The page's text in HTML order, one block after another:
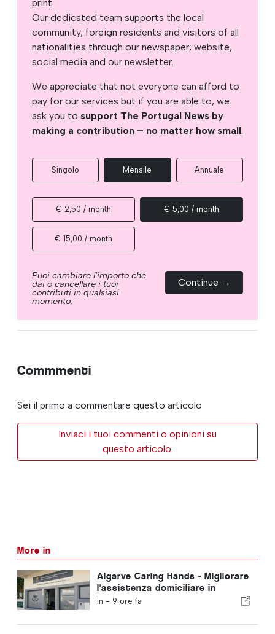
print.
Our dedicated team supports the local
community, foreign residents and visitors of all
nationalities through our newspaper, website,
social media and our newsletter.
We appreciate that not everyone can afford to
pay for our services but if you are able to, we
ask you to support The Portugal News by
making a contribution – no matter how small.
Singolo Mensile Annuale
€ 2,50 / month € 5,00 / month
€ 15,00 / month
Puoi cambiare l'importo che
dai o cancellare i tuoi
contributi in qualsiasi
momento.
Continue →
Commmenti
Sei il primo a commentare questo articolo
Inviaci i tuoi commenti o opinioni su
questo articolo.
More in
Algarve Caring Hands - Migliorare
l'assistenza domiciliare in
Algarve
in - 9 ore fa